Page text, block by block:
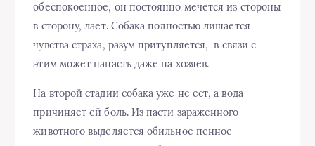
обеспокоенное, он постоянно мечется из стороны
в сторону, лает. Собака полностью лишается
чувства страха, разум притупляется, в связи с
этим может напасть даже на хозяев.
На второй стадии собака уже не ест, а вода
причиняет ей боль. Из пасти зараженного
животного выделяется обильное пенное